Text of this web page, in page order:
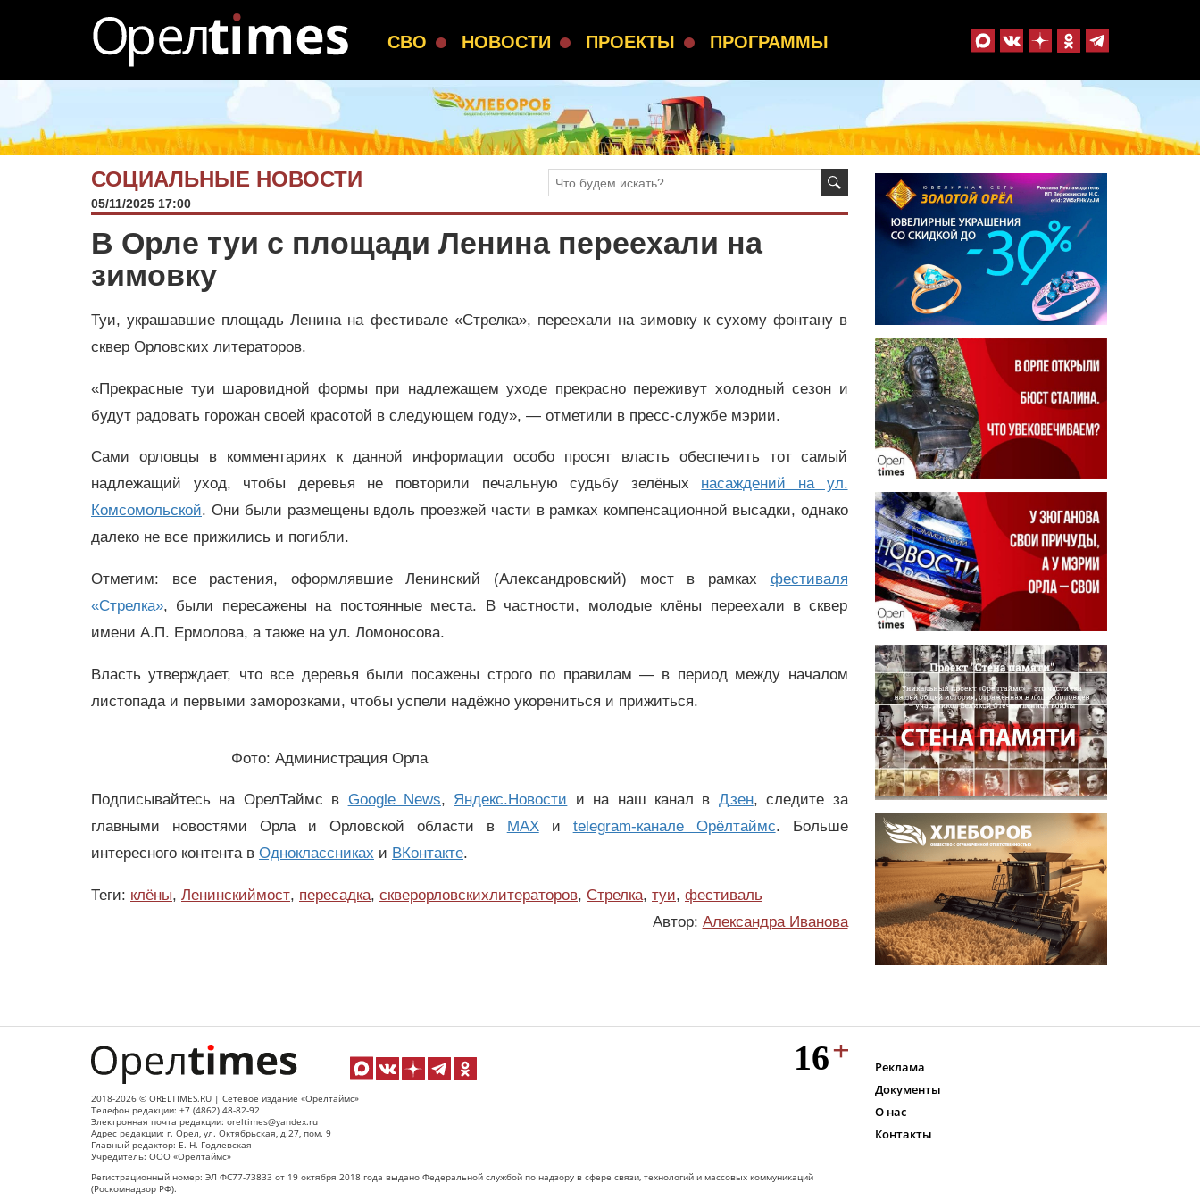
СВО НОВОСТИ ПРОЕКТЫ ПРОГРАММЫ
СОЦИАЛЬНЫЕ НОВОСТИ
05/11/2025 17:00
В Орле туи с площади Ленина переехали на
зимовку
Туи, украшавшие площадь Ленина на фестивале «Стрелка», переехали на зимовку к сухому фонтану в
сквер Орловских литераторов.
«Прекрасные туи шаровидной формы при надлежащем уходе прекрасно переживут холодный сезон и
будут радовать горожан своей красотой в следующем году», — отметили в пресс-службе мэрии.
Сами орловцы в комментариях к данной информации особо просят власть обеспечить тот самый
надлежащий уход, чтобы деревья не повторили печальную судьбу зелёных насаждений на ул.
Комсомольской. Они были размещены вдоль проезжей части в рамках компенсационной высадки, однако
далеко не все прижились и погибли.
Отметим: все растения, оформлявшие Ленинский (Александровский) мост в рамках фестиваля
«Стрелка», были пересажены на постоянные места. В частности, молодые клёны переехали в сквер
имени А.П. Ермолова, а также на ул. Ломоносова.
Власть утверждает, что все деревья были посажены строго по правилам — в период между началом
листопада и первыми заморозками, чтобы успели надёжно укорениться и прижиться.
Фото: Администрация Орла
Подписывайтесь на ОрелТаймс в Google News, Яндекс.Новости и на наш канал в Дзен, следите за
главными новостями Орла и Орловской области в
MAXи telegram-канале Орёлтаймс. Больше
интересного контента в Одноклассниках и ВКонтакте.
Теги: клёны, Ленинскиймост, пересадка, скверорловскихлитераторов, Стрелка, туи, фестиваль
Автор: Александра Иванова
2018-2026 © ORELTIMES.RU | Сетевое издание «Орелтаймс»
Телефон редакции: +7 (4862) 48-82-92
Электронная почта редакции: oreltimes@yandex.ru
Адрес редакции: г. Орел, ул. Октябрьская, д.27, пом. 9
Главный редактор: Е. Н. Годлевская
Учредитель: ООО «Орелтаймс»
Регистрационный номер: ЭЛ ФС77-73833 от 19 октября 2018 года выдано Федеральной службой по надзору в сфере связи, технологий и массовых коммуникаций
(Роскомнадзор РФ).
Реклама
Документы
О нас
Контакты